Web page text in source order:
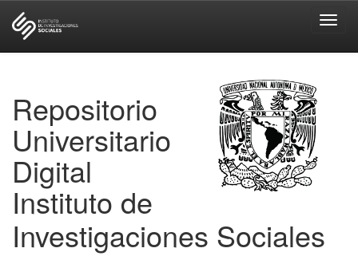
Repositorio
Universitario
Digital
Instituto de
Investigaciones Sociales